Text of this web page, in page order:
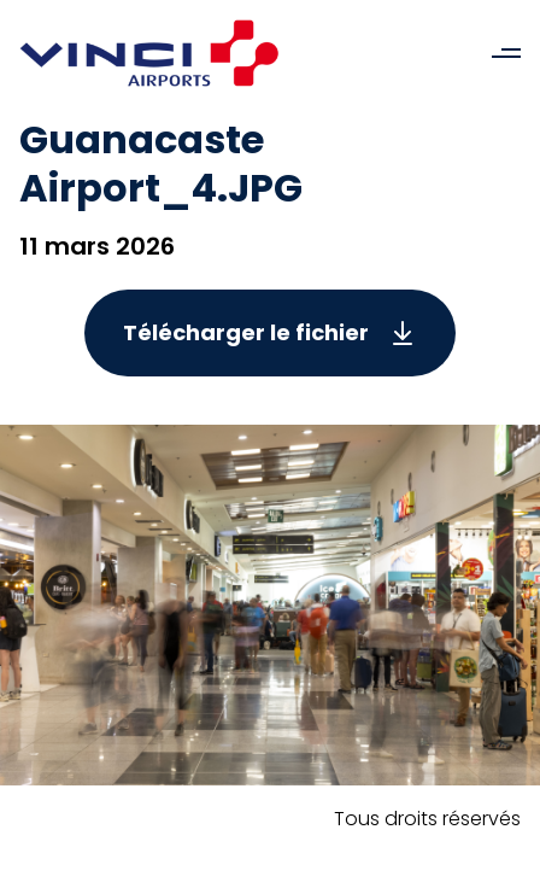
Guanacaste
Airport_4.JPG
11 mars 2026
Télécharger le fichier
Tous droits réservés